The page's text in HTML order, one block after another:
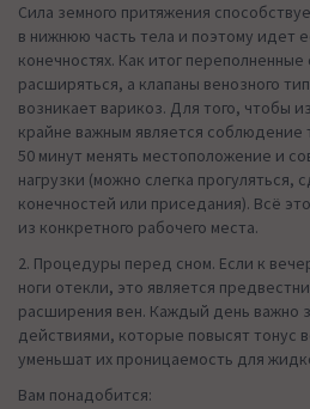
Сила земного притяжения
в нижнюю часть тела и поэтому идет
конечностях. Как итог
расширяться, а клапаны венозного
возникает варикоз. Для того, чтобы
крайне важным является
50 минут менять местоположение и
нагрузки (можно слегка прогуляться,
конечностей или приседания). Всё
из конкретного рабочего места.
2. Процедуры перед сном. Если к
ноги отекли, это является
расширения вен. Каждый день важно
действиями, которые повысят тонус
уменьшат их проницаемость для
Вам понадобится: